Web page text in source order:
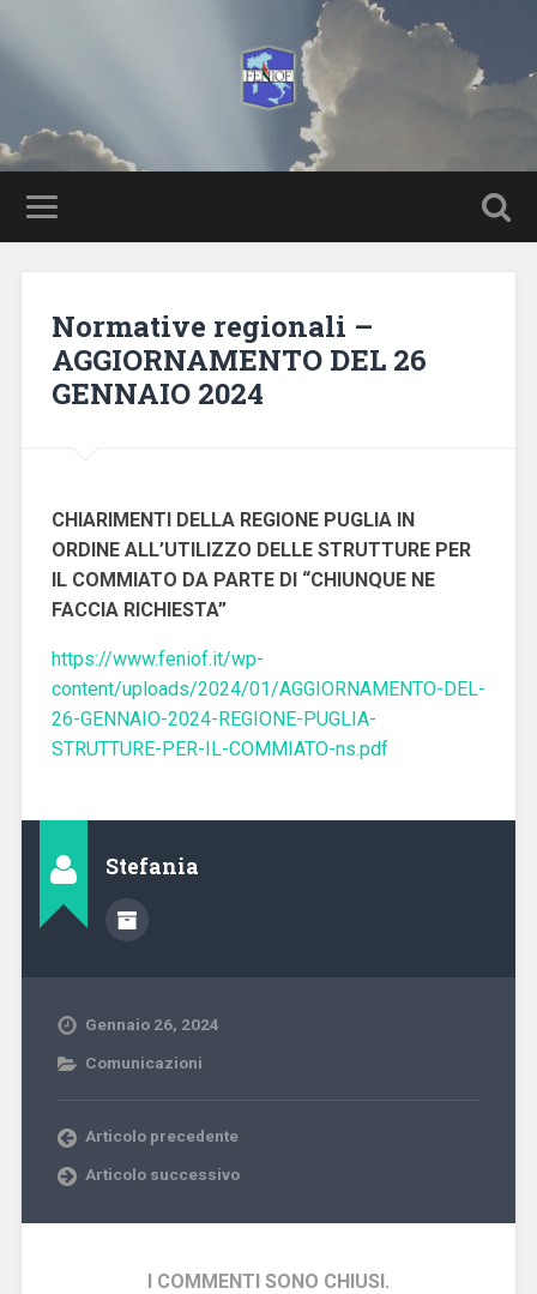
Normative regionali –
AGGIORNAMENTO DEL 26
GENNAIO 2024
CHIARIMENTI DELLA REGIONE PUGLIA IN
ORDINE ALL’UTILIZZO DELLE STRUTTURE PER
IL COMMIATO DA PARTE DI “CHIUNQUE NE
FACCIA RICHIESTA”
https://www.feniof.it/wp-
content/uploads/2024/01/AGGIORNAMENTO-DEL-
26-GENNAIO-2024-REGIONE-PUGLIA-
STRUTTURE-PER-IL-COMMIATO-ns.pdf
Stefania
Gennaio 26, 2024
Comunicazioni
Articolo precedente
Articolo successivo
I COMMENTI SONO CHIUSI.